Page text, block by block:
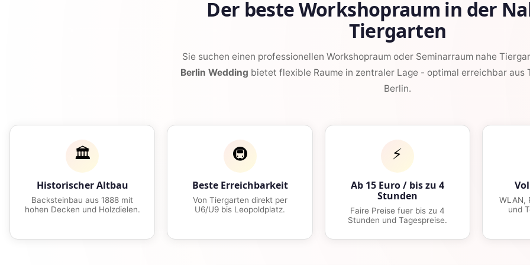
Der beste Workshopraum in der
Tiergarten
Sie suchen einen professionellen Workshopraum oder Seminarraum nahe
Berlin Wedding bietet flexible Raume in zentraler Lage - optimal erreichbar aus
Berlin.
🏛️
Historischer Altbau
Backsteinbau aus 1888 mit
hohen Decken und Holzdielen.
🚇
Beste Erreichbarkeit
Von Tiergarten direkt per
U6/U9 bis Leopoldplatz.
⚡
Ab 15 Euro / bis zu 4
Stunden
Faire Preise fuer bis zu 4
Stunden und Tagespreise.
WLAN,
und